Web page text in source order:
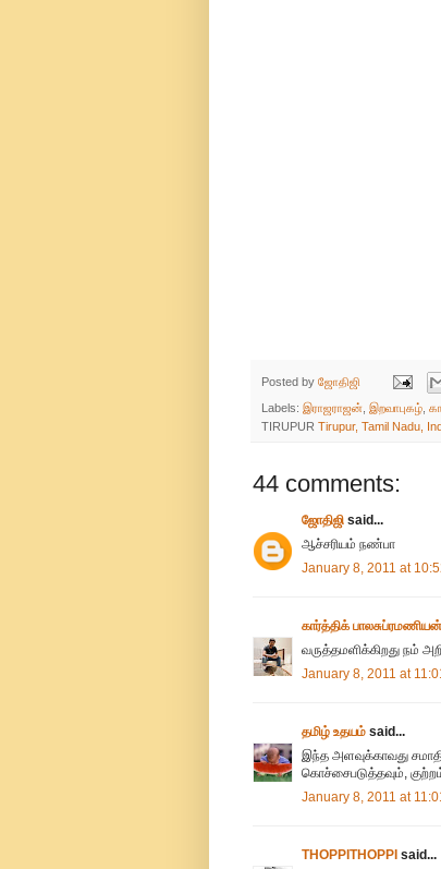
Posted by ஜோதிஜி
Labels: இராஜராஜன் இறவாபுகழ்
TIRUPUR Tirupur, Tamil Nadu,
44 comments:
ஜோதிஜி said...
ஆச்சரியம் நண்பா
January 8, 2011 at
கார்த்திக் பாலசுப்ரமணியன்
வருத்தமளிக்கிறது நம்
January 8, 2011 at
தமிழ் உதயம் said...
இந்த அளவுக்காவது
கொச்சைபடுத்தவும்,
January 8, 2011 at
THOPPITHOPPI said...